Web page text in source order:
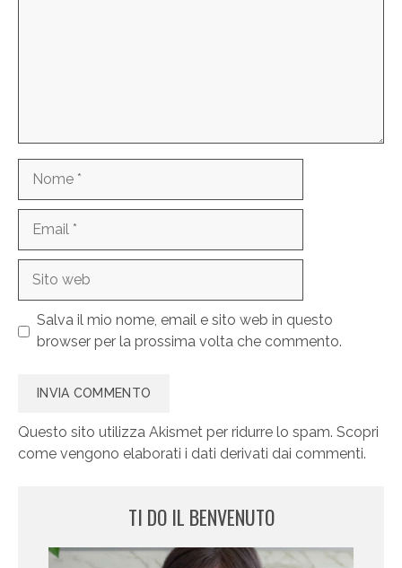
Salva il mio nome, email e sito web in questo
browser per la prossima volta che commento.
Questo sito utilizza Akismet per ridurre lo spam. Scopri
come vengono elaborati i dati derivati dai commenti.
TI DO IL BENVENUTO